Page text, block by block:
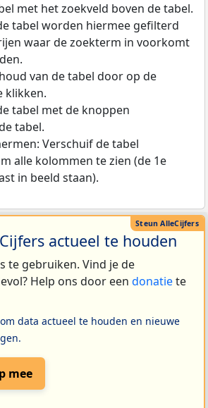
met het zoekveld boven de tabel.
tabel worden hiermee gefilterd
waar de zoekterm in voorkomt
van de tabel door op de
klikken.
tabel met de knoppen
tabel.
Verschuif de tabel
alle kolommen te zien (de 1e
in beeld staan).
actueel te houden
te gebruiken. Vind je de
Help ons door een donatiete
data actueel te houden en nieuwe
mee